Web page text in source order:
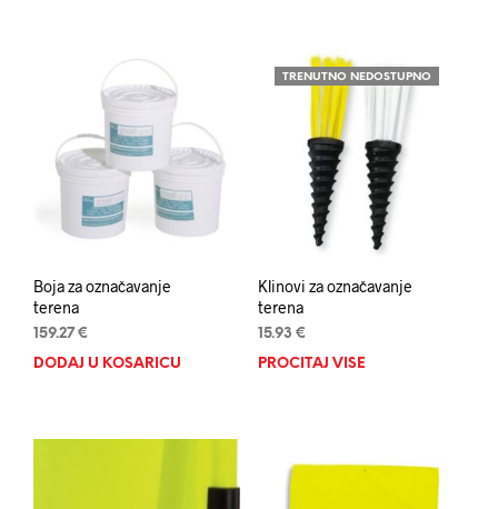
Boja za označavanje
terena
159.27 €
DODAJ U KOŠARICU
TRENUTNO NEDOSTUPNO
Klinovi za označavanje
terena
15.93 €
PROČITAJ VIŠE